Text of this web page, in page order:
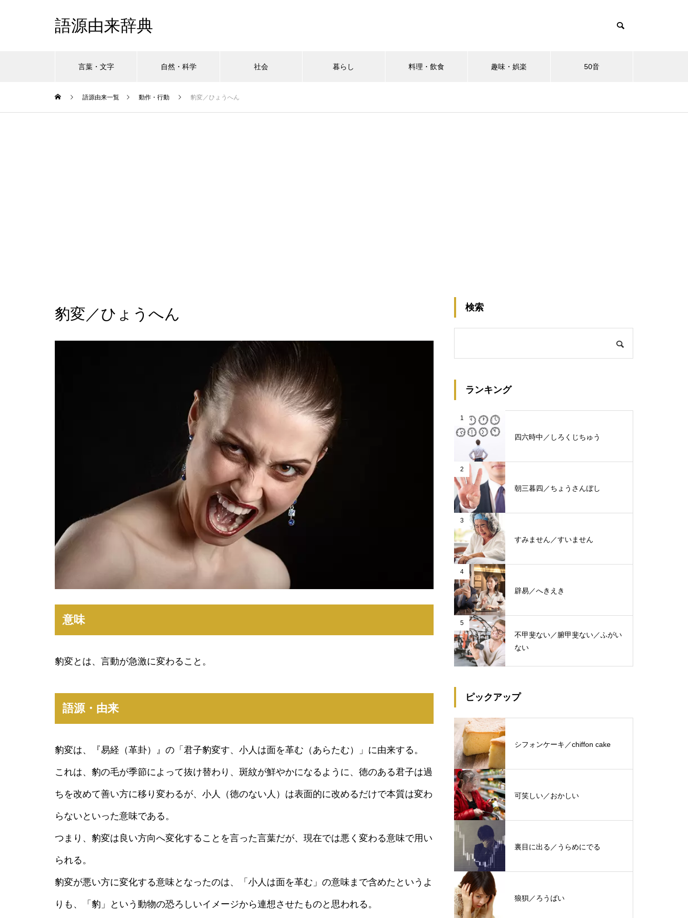
語源由来辞典
言葉・文字 自然・科学 社会 暮らし 料理・飲食 趣味・娯楽 50音
語源由来一覧 動作・行動 豹変／ひょうへん
豹変／ひょうへん
意味
豹変とは、言動が急激に変わること。
語源・由来
豹変は、『易経（革卦）』の「君子豹変す、小人は面を革む（あらたむ）」に由来する。
これは、豹の毛が季節によって抜け替わり、斑紋が鮮やかになるように、徳のある君子は過
ちを改めて善い方に移り変わるが、小人（徳のない人）は表面的に改めるだけで本質は変わ
らないといった意味である。
つまり、豹変は良い方向へ変化することを言った言葉だが、現在では悪く変わる意味で用い
られる。
豹変が悪い方に変化する意味となったのは、「小人は面を革む」の意味まで含めたというよ
りも、「豹」という動物の恐ろしいイメージから連想させたものと思われる。
検索
ランキング
1
四六時中／しろくじちゅう
2
朝三暮四／ちょうさんぼし
3
すみません／すいません
4
辟易／へきえき
5
不甲斐ない／腑甲斐ない／ふがい
ない
ピックアップ
シフォンケーキ／chiffon cake
可笑しい／おかしい
裏目に出る／うらめにでる
狼狽／ろうばい